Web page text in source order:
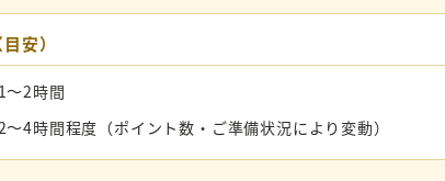
安）
1〜2時間
〜4時間程度（ポイント数・ご準備状況により変動）